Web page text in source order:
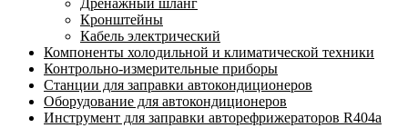
Дренажный шланг
Кронштейны
Кабель электрический
Компоненты холодильной и климатической техники
Контрольно-измерительные приборы
Станции для заправки автокондиционеров
Оборудование для автокондиционеров
Инструмент для заправки авторефрижераторов R404a